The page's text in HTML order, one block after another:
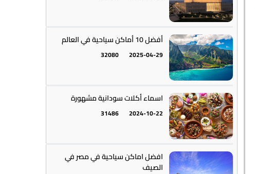
أمريكا الجنوبية || القارة اللاتينية
أستراليا || أوقيانوسيا
أفضل 10 أماكن سياحية في العالم
2025-04-29
32080
اسماء أكلات سودانية مشهورة
2024-10-22
31486
افضل اماكن سياحية في مصر في
الصيف